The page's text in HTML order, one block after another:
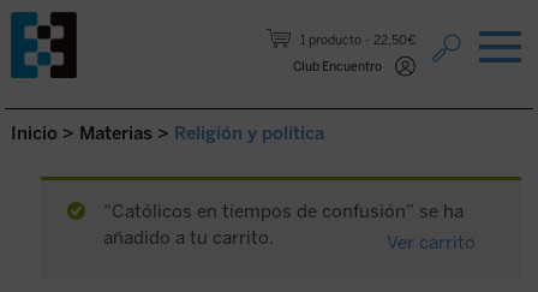
1 producto
22,50€
Club Encuentro
Saltar al contenido.
Inicio > Materias > Religión y política
“Católicos en tiempos de confusión” se ha
añadido a tu carrito.
Ver carrito